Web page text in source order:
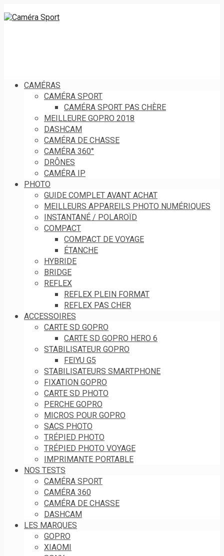
CAMÉRAS
CAMÉRA SPORT
CAMÉRA SPORT PAS CHÈRE
MEILLEURE GOPRO 2018
DASHCAM
CAMÉRA DE CHASSE
CAMÉRA 360°
DRÔNES
CAMÉRA IP
PHOTO
GUIDE COMPLET AVANT ACHAT
MEILLEURS APPAREILS PHOTO NUMÉRIQUES
INSTANTANÉ / POLAROÏD
COMPACT
COMPACT DE VOYAGE
ÉTANCHE
HYBRIDE
BRIDGE
REFLEX
REFLEX PLEIN FORMAT
REFLEX PAS CHER
ACCESSOIRES
CARTE SD GOPRO
CARTE SD GOPRO HERO 6
STABILISATEUR GOPRO
FEIYU G5
STABILISATEURS SMARTPHONE
FIXATION GOPRO
CARTE SD PHOTO
PERCHE GOPRO
MICROS POUR GOPRO
SACS PHOTO
TRÉPIED PHOTO
TRÉPIED PHOTO VOYAGE
IMPRIMANTE PORTABLE
NOS TESTS
CAMÉRA SPORT
CAMÉRA 360
CAMÉRA DE CHASSE
DASHCAM
LES MARQUES
GOPRO
XIAOMI